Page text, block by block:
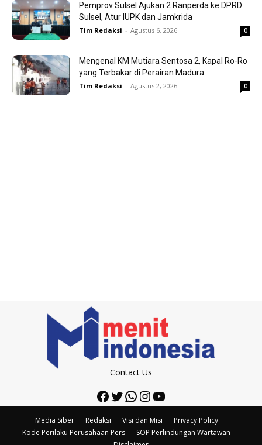
Pemprov Sulsel Ajukan 2 Ranperda ke DPRD
Sulsel, Atur IUPK dan Jamkrida
Tim Redaksi - Agustus 6, 2026 0
Mengenal KM Mutiara Sentosa 2, Kapal Ro-Ro
yang Terbakar di Perairan Madura
Tim Redaksi - Agustus 2, 2026 0
Contact Us
Facebook
Twitter
WhatsApp
Instagram
YouTube
Media Siber Redaksi Visi dan Misi
Privacy Policy
Kode Perilaku Perusahaan Pers
SOP Perlindungan Wartawan